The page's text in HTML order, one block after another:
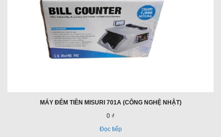
MÁY ĐẾM TIỀN MISURI 701A (CÔNG NGHỆ NHẬT)
0 ₫
Đọc tiếp